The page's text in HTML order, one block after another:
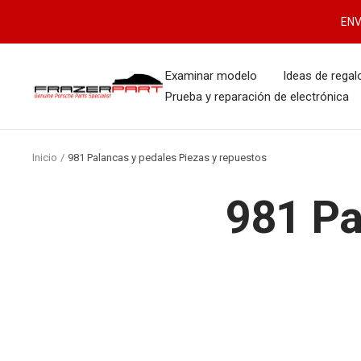
Examinar modelo Ideas de
Prueba y reparación de electrónica
Porsche
Spares
Inicio 981 Palancas y pedales Piezas y repuestos
981